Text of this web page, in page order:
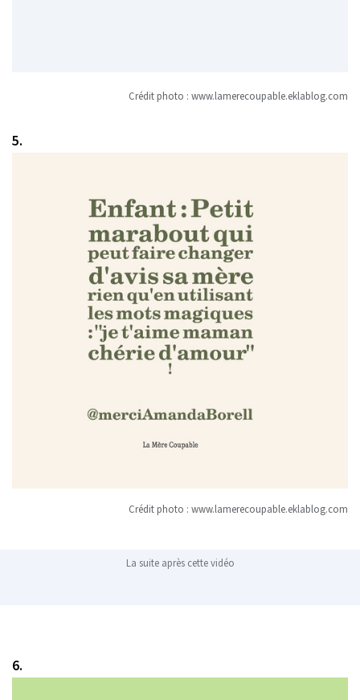
Crédit photo : www.lamerecoupable.eklablog.com
5.
Crédit photo : www.lamerecoupable.eklablog.com
La suite après cette vidéo
6.